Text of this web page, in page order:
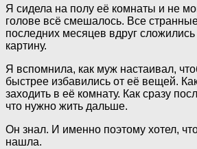
Я сидела на полу её комнаты и не
голове всё смешалось. Все
последних месяцев вдруг
картину.
Я вспомнила, как муж настаивал,
быстрее избавились от её вещей.
заходить в её комнату. Как сразу
что нужно жить дальше.
Он знал. И именно поэтому хотел,
нашла.